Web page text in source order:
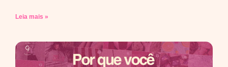
Leia mais »